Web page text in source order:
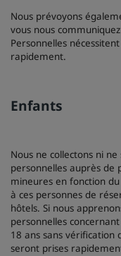
Nous prévoyons
vous nous
Personnelles
rapidement.
Enfants
Nous ne collectons ni
personnelles auprès de
mineures en fonction
à ces personnes de
hôtels. Si nous
personnelles
18 ans sans vérification
seront prises